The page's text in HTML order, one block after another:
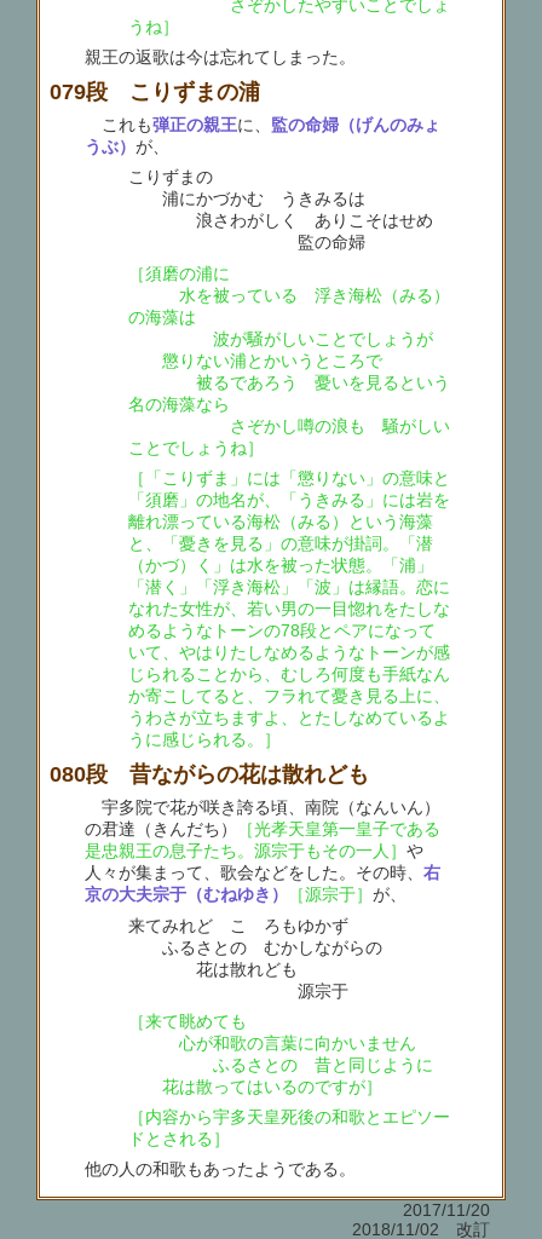
さぞかしたやすいことでしょ
うね］
親王の返歌は今は忘れてしまった。
079段 こりずまの浦
これも弾正の親王に、 監の命婦（げんのみょ
うぶ）が、
こりずまの
浦にかづかむ うきみるは
浪さわがしく ありこそはせめ
監の命婦
［須磨の浦に
水を被っている 浮き海松（みる）
の海藻は
波が騒がしいことでしょうが
懲りない浦とかいうところで
被るであろう 憂いを見るという
名の海藻なら
さぞかし噂の浪も 騒がしい
ことでしょうね］
［「こりずま」には「懲りない」の意味と
「須磨」の地名が、「うきみる」には岩を
離れ漂っている海松（みる）という海藻
と、「憂きを見る」の意味が掛詞。「潜
（かづ）く」は水を被った状態。「浦」
「潜く」「浮き海松」「波」は縁語。恋に
なれた女性が、若い男の一目惚れをたしな
めるようなトーンの78段とペアになって
いて、やはりたしなめるようなトーンが感
じられることから、むしろ何度も手紙なん
か寄こしてると、フラれて憂き見る上に、
うわさが立ちますよ、とたしなめているよ
うに感じられる。］
080段 昔ながらの花は散れども
宇多院で花が咲き誇る頃、南院（なんいん）
の君達（きんだち）
［光孝天皇第一皇子である
是忠親王の息子たち。源宗于もその一人］や
人々が集まって、歌会などをした。その時、右
京の大夫宗于（むねゆき）
［源宗于］が、
来てみれど こゝろもゆかず
ふるさとの むかしながらの
花は散れども
源宗于
［来て眺めても
心が和歌の言葉に向かいません
ふるさとの 昔と同じように
花は散ってはいるのですが］
［内容から宇多天皇死後の和歌とエピソー
ドとされる］
他の人の和歌もあったようである。
2017/11/20
2018/11/02 改訂